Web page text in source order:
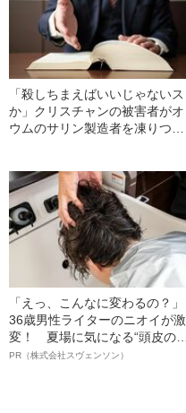
「殺しちまえばいいじゃないス
か」クリスチャンの被害者がオ
ウムのサリン製造者を凍りつか
「えっ、こんなに変わるの？」
36歳男性ライターのニオイが激
変！ 夏場に気になる“頭皮のニ
オイ”や“ベタつき”を解消す
PR（株式会社スヴェンソン）